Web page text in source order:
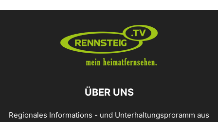
ÜBER UNS
Regionales Informations - und Unterhaltungsproramm aus